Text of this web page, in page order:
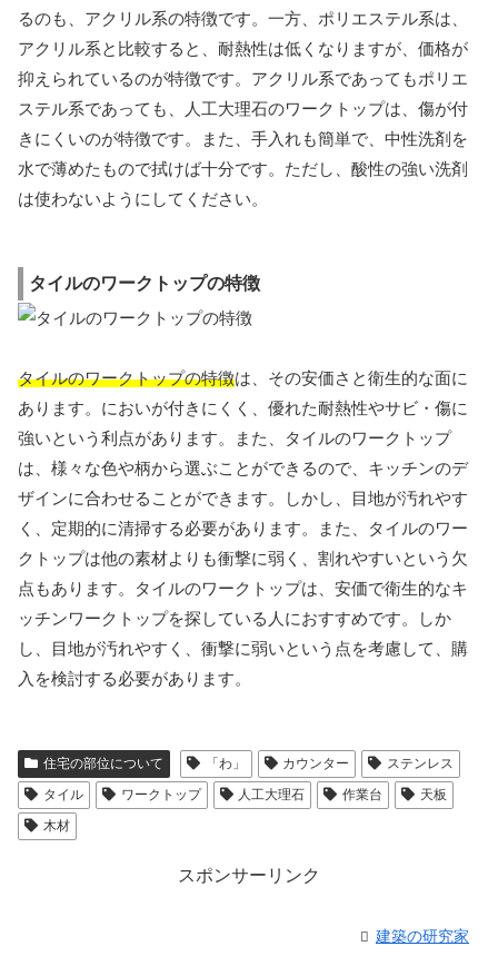
るのも、アクリル系の特徴です。一方、ポリエステル系は、
アクリル系と比較すると、耐熱性は低くなりますが、価格が
抑えられているのが特徴です。アクリル系であってもポリエ
ステル系であっても、人工大理石のワークトップは、傷が付
きにくいのが特徴です。また、手入れも簡単で、中性洗剤を
水で薄めたもので拭けば十分です。ただし、酸性の強い洗剤
は使わないようにしてください。
タイルのワークトップの特徴
タイルのワークトップの特徴は、その安価さと衛生的な面に
あります。においが付きにくく、優れた耐熱性やサビ・傷に
強いという利点があります。また、タイルのワークトップ
は、様々な色や柄から選ぶことができるので、キッチンのデ
ザインに合わせることができます。しかし、目地が汚れやす
く、定期的に清掃する必要があります。また、タイルのワー
クトップは他の素材よりも衝撃に弱く、割れやすいという欠
点もあります。タイルのワークトップは、安価で衛生的なキ
ッチンワークトップを探している人におすすめです。しか
し、目地が汚れやすく、衝撃に弱いという点を考慮して、購
入を検討する必要があります。
住宅の部位について 「わ」 カウンター
ステンレス
タイル
ワークトップ 人工大理石 作業台
天板
木材
スポンサーリンク
建築の研究家